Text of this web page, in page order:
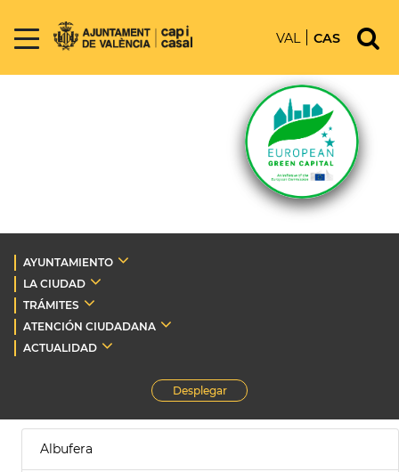
VAL CAS
AYUNTAMIENTO
LA CIUDAD
TRÁMITES
ATENCIÓN CIUDADANA
ACTUALIDAD
Desplegar
Albufera